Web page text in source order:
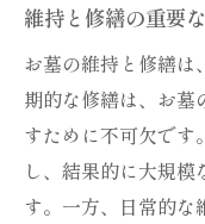
維持と修繕の重要
お墓の維持と修繕
期的な修繕は、お
すために不可欠です
し、結果的に大規模
す。一方、日常的な